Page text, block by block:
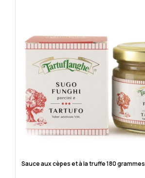
Sauce aux cèpes et à la truffe 180 grammes